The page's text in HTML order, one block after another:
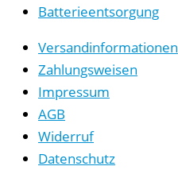
Batterieentsorgung
Versandinformationen
Zahlungsweisen
Impressum
AGB
Widerruf
Datenschutz